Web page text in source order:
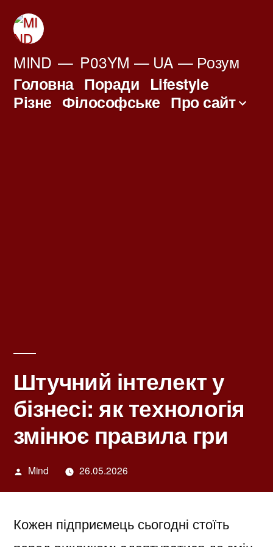
Перейти
до
вмісту
MIND P03YM — UA — Розум
Головна Поради Lifestyle
Різне Філософське Про сайт
Штучний інтелект у
бізнесі: як технологія
змінює правила гри
Написано
Mind 26.05.2026
Кожен підприємець сьогодні стоїть